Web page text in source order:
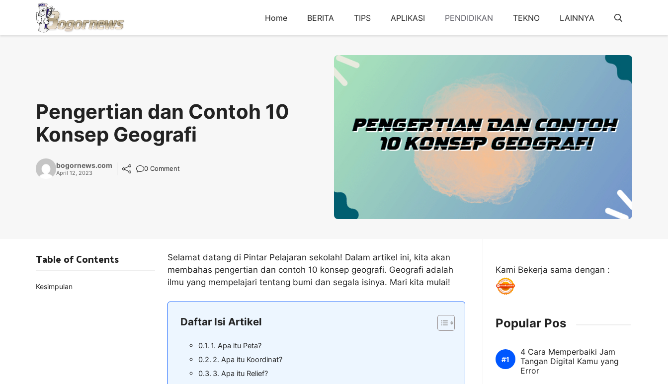
Home BERITA TIPS APLIKASI PENDIDIKAN TEKNO LAINNYA
Pengertian dan Contoh 10
Konsep Geografi
bogornews.com
April 12, 2023
0 Comment
Selamat datang di Pintar Pelajaran sekolah! Dalam artikel ini, kita akan
membahas pengertian dan contoh 10 konsep geografi. Geografi adalah
ilmu yang mempelajari tentang bumi dan segala isinya. Mari kita mulai!
Daftar Isi Artikel
1. Apa itu Peta?
2. Apa itu Koordinat?
3. Apa itu Relief?
Table of Contents
Kesimpulan
Kami Bekerja sama dengan :
Popular Pos
4 Cara Memperbaiki Jam
Tangan Digital Kamu yang
Error